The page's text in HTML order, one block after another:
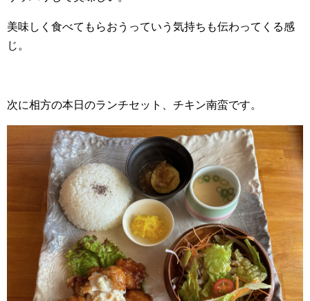
美味しく食べてもらおうっていう気持ちも伝わってくる感
じ。
次に相方の本日のランチセット、チキン南蛮です。